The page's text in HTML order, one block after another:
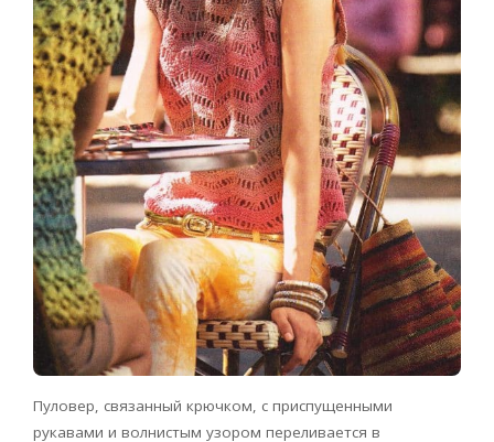
Пуловер, связанный крючком, с приспущенными
рукавами и волнистым узором переливается в